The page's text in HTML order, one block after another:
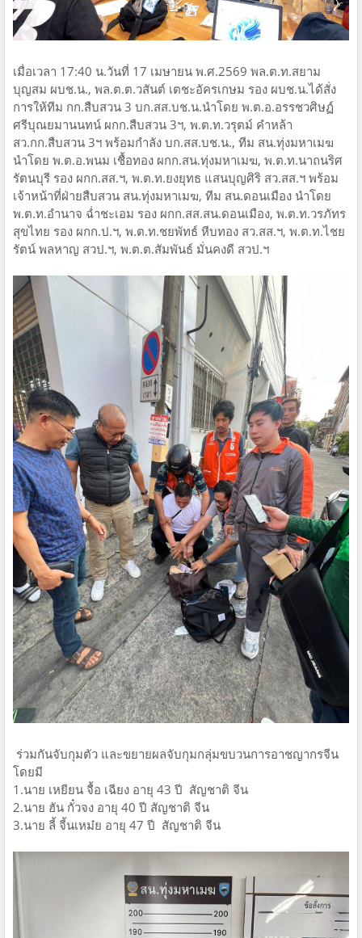
เมื่อเวลา 17:40 น.วันที่ 17 เมษายน พ.ศ.2569 พล.ต.ท.สยาม
บุญสม ผบช.น., พล.ต.ต.วสันต์ เตชะอัครเกษม รอง ผบช.น.ได้สั่ง
การให้ทีม กก.สืบสวน 3 บก.สส.บช.น.นำโดย พ.ต.อ.อรรชวศิษฏ์
ศรีบุณยมานนทน์ ผกก.สืบสวน 3ฯ, พ.ต.ท.วรุตม์ คำหล้า
สว.กก.สืบสวน 3ฯ พร้อมกำลัง บก.สส.บช.น., ทีม สน.ทุ่งมหาเมฆ
นำโดย พ.ต.อ.พนม เชื้อทอง ผกก.สน.ทุ่งมหาเมฆ, พ.ต.ท.นาถนริศ
รัตนบุรี รอง ผกก.สส.ฯ, พ.ต.ท.ยงยุทธ แสนบุญศิริ สว.สส.ฯ พร้อม
เจ้าหน้าที่ฝ่ายสืบสวน สน.ทุ่งมหาเมฆ, ทีม สน.ดอนเมือง นำโดย
พ.ต.ท.อำนาจ ฉ่ำชะเอม รอง ผกก.สส.สน.ดอนเมือง, พ.ต.ท.วรภัทร
สุขไทย รอง ผกก.ป.ฯ, พ.ต.ท.ชยพัทธ์ หีบทอง สว.สส.ฯ, พ.ต.ท.ไชย
รัตน์ พลหาญ สวป.ฯ, พ.ต.ต.สัมพันธ์ มั่นคงดี สวป.ฯ
ร่วมกันจับกุมตัว และขยายผลจับกุมกลุ่มขบวนการอาชญากรจีน
โดยมี
1.นาย เหยียน จื้อ เฉียง อายุ 43 ปี สัญชาติ จีน
2.นาย ฮัน กั๋วจง อายุ 40 ปี สัญชาติ จีน
3.นาย ลี้ จี้นเหม๋ย อายุ 47 ปี สัญชาติ จีน